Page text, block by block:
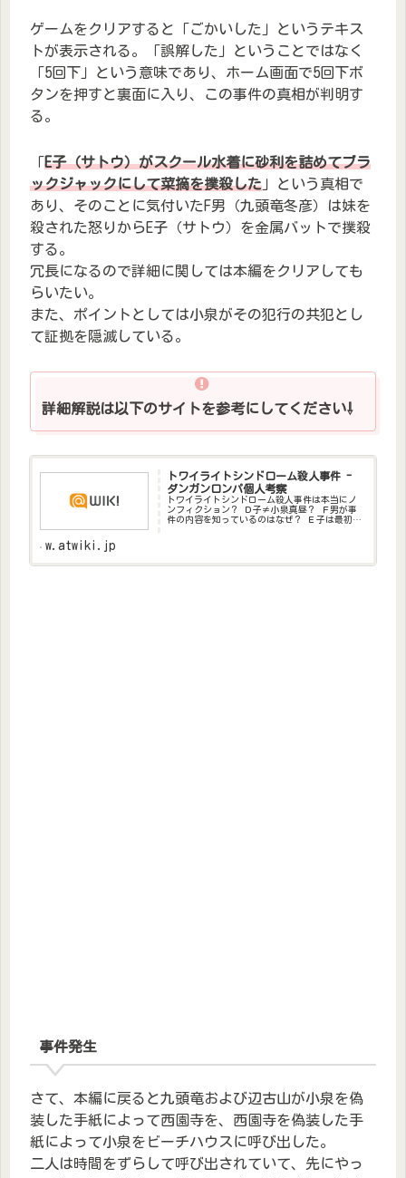
ゲームをクリアすると「ごかいした」というテキス
トが表示される。「誤解した」ということではなく
「5回下」という意味であり、ホーム画面で5回下ボ
タンを押すと裏面に入り、この事件の真相が判明す
る。
「E子（サトウ）がスクール水着に砂利を詰めてブラ
ックジャックにして菜摘を撲殺した 」という真相で
あり、そのことに気付いたF男（九頭竜冬彦）は妹を
殺された怒りからE子（サトウ）を金属バットで撲殺
する。
冗長になるので詳細に関しては本編をクリアしても
らいたい。
また、ポイントとしては小泉がその犯行の共犯とし
て証拠を隠滅している。
詳細解説は以下のサイトを参考にしてください⇩
トワイライトシンドローム殺人事件 -
ダンガンロンパ個人考察
トワイライトシンドローム殺人事件は本当にノ
ンフィクション？ Ｄ子≠小泉真昼？ Ｆ男が事
件の内容を知っているのはなぜ？ Ｅ子は最初か
w.atwiki.jp
事件発生
さて、本編に戻ると九頭竜および辺古山が小泉を偽
装した手紙によって西園寺を、西園寺を偽装した手
紙によって小泉をビーチハウスに呼び出した。
二人は時間をずらして呼び出されていて、先にやっ